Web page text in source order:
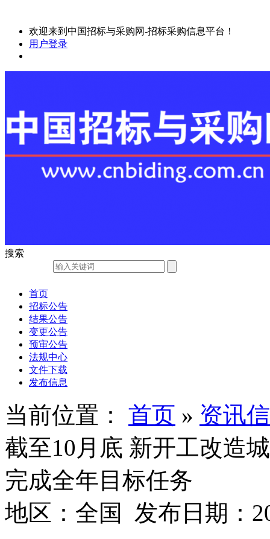
欢迎来到中国招标与采购网-招标采购信息平台！
用户登录
搜索
首页
招标公告
结果公告
变更公告
预审公告
法规中心
文件下载
发布信息
当前位置： 首页 » 资讯
截至10月底 新开工改造
完成全年目标任务
地区：全国 发布日期：